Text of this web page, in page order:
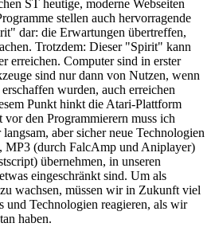
ST heutige, moderne Webseiten
stellen auch hervorragende
dar: die Erwartungen übertreffen,
Trotzdem: Dieser "Spirit" kann
erreichen. Computer sind in erster
sind nur dann von Nutzen, wenn
wurden, auch erreichen
Punkt hinkt die Atari-Plattform
den Programmierern muss ich
aber sicher neue Technologien
(durch FalcAmp und Aniplayer)
übernehmen, in unseren
eingeschränkt sind. Um als
wachsen, müssen wir in Zukunft viel
und Technologien reagieren, als wir
haben.